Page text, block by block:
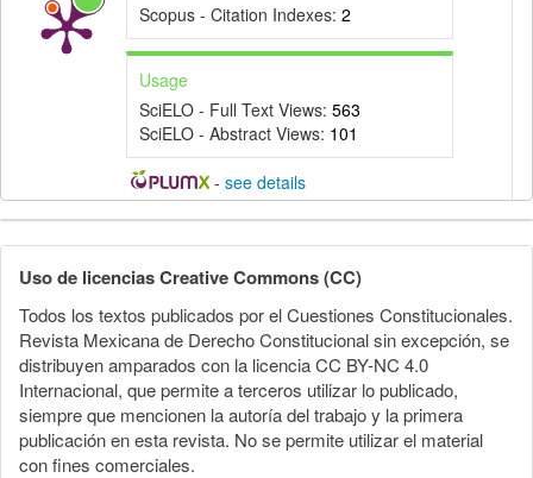
Scopus - Citation Indexes: 2
Usage
SciELO - Full Text Views: 563
SciELO - Abstract Views: 101
- see details
Detalles
del
artículo
Uso de licencias Creative Commons (CC)
Todos los textos publicados por el Cuestiones Constitucionales.
Revista Mexicana de Derecho Constitucional sin excepción, se
distribuyen amparados con la licencia CC BY-NC 4.0
Internacional, que permite a terceros utilizar lo publicado,
siempre que mencionen la autoría del trabajo y la primera
publicación en esta revista. No se permite utilizar el material
con fines comerciales.